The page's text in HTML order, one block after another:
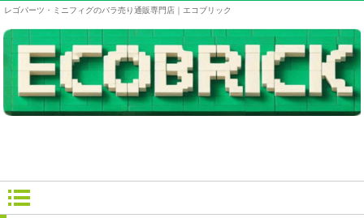
レゴパーツ・ミニフィグのバラ売り通販専門店｜エコブリック